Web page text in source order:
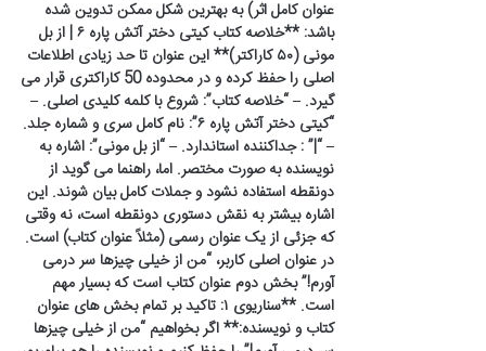
عنوان کامل اثر) به بهترین شکل ممکن تدوین شده
باشد: **خلاصه کتاب کیتی دختر آتش پاره ۶ | از بل
مونی (۵۰ کاراکتر)** این عنوان تا حد زیادی اطلاعات
اصلی را حفظ کرده و در محدوده 50 کاراکتری قرار می
گیرد. – “خلاصه کتاب”: شروع با کلمه کلیدی اصلی. –
“کیتی دختر آتش پاره ۶”: نام کامل سری و شماره جلد.
– “|” : جداکننده استاندارد. – “از بل مونی”: اشاره به
نویسنده به صورت مختصر. اما، راهنما می گوید از
دونقطه استفاده نشود و جملات کامل بیان شوند. این
اشاره بیشتر به نقش دستوری دونقطه است، نه وقتی
که جزئی از یک عنوان رسمی (مثلاً عنوان کتاب) است.
در عنوان اصلی کاربر، “من از خیلی چیزها سر درمی
آورم!” بخش دوم عنوان کتاب است که بسیار مهم
است. **سناریوی ۱: تاکید بر تمام بخش های عنوان
کتاب و نویسنده:** اگر بخواهیم “من از خیلی چیزها